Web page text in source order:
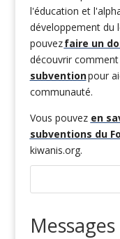
l'éducation et
développement du
pouvezfaire un
découvrir
subventionpour
communauté.
Vous pouvez en
subventions du
kiwanis.org.